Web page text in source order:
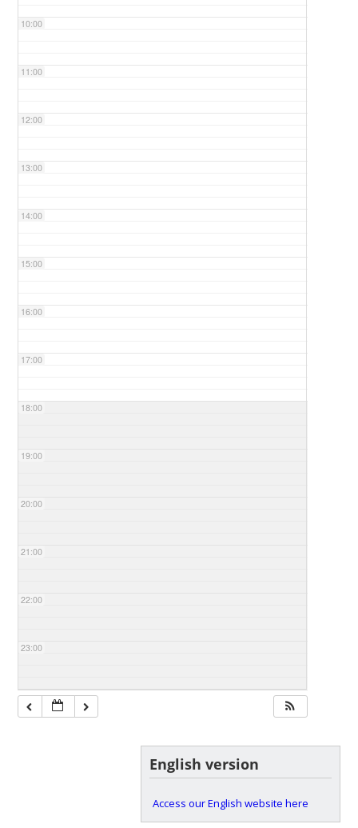
10:00
11:00
12:00
13:00
14:00
15:00
16:00
17:00
18:00
19:00
20:00
21:00
22:00
23:00
English version
Access our English website here